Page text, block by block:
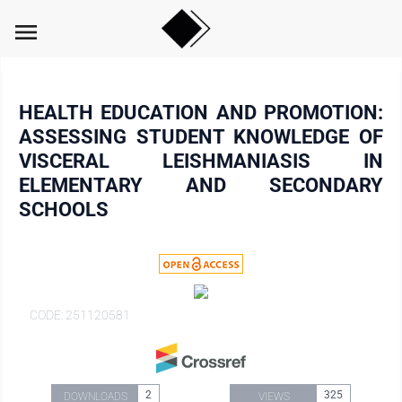
menu
HEALTH EDUCATION AND PROMOTION:
ASSESSING STUDENT KNOWLEDGE OF
VISCERAL LEISHMANIASIS IN
ELEMENTARY AND SECONDARY
SCHOOLS
CODE: 251120581
DOWNLOADS 2 VIEWS 325